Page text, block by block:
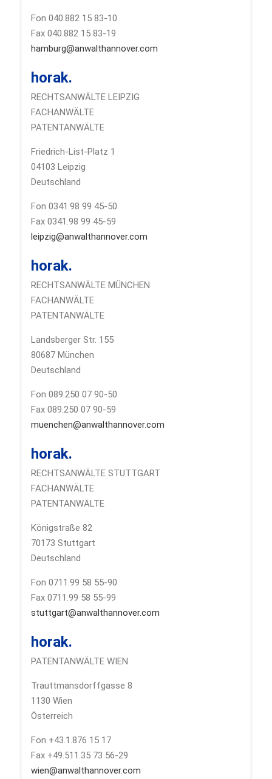
Fon 040.882 15 83-10
Fax 040.882 15 83-19
hamburg@anwalthannover.com
horak.
RECHTSANWÄLTE LEIPZIG
FACHANWÄLTE
PATENTANWÄLTE
Friedrich-List-Platz 1
04103 Leipzig
Deutschland
Fon 0341.98 99 45-50
Fax 0341.98 99 45-59
leipzig@anwalthannover.com
horak.
RECHTSANWÄLTE MÜNCHEN
FACHANWÄLTE
PATENTANWÄLTE
Landsberger Str. 155
80687 München
Deutschland
Fon 089.250 07 90-50
Fax 089.250 07 90-59
muenchen@anwalthannover.com
horak.
RECHTSANWÄLTE STUTTGART
FACHANWÄLTE
PATENTANWÄLTE
Königstraße 82
70173 Stuttgart
Deutschland
Fon 0711.99 58 55-90
Fax 0711.99 58 55-99
stuttgart@anwalthannover.com
horak.
PATENTANWÄLTE WIEN
Trauttmansdorffgasse 8
1130 Wien
Österreich
Fon +43.1.876 15 17
Fax +49.511.35 73 56-29
wien@anwalthannover.com